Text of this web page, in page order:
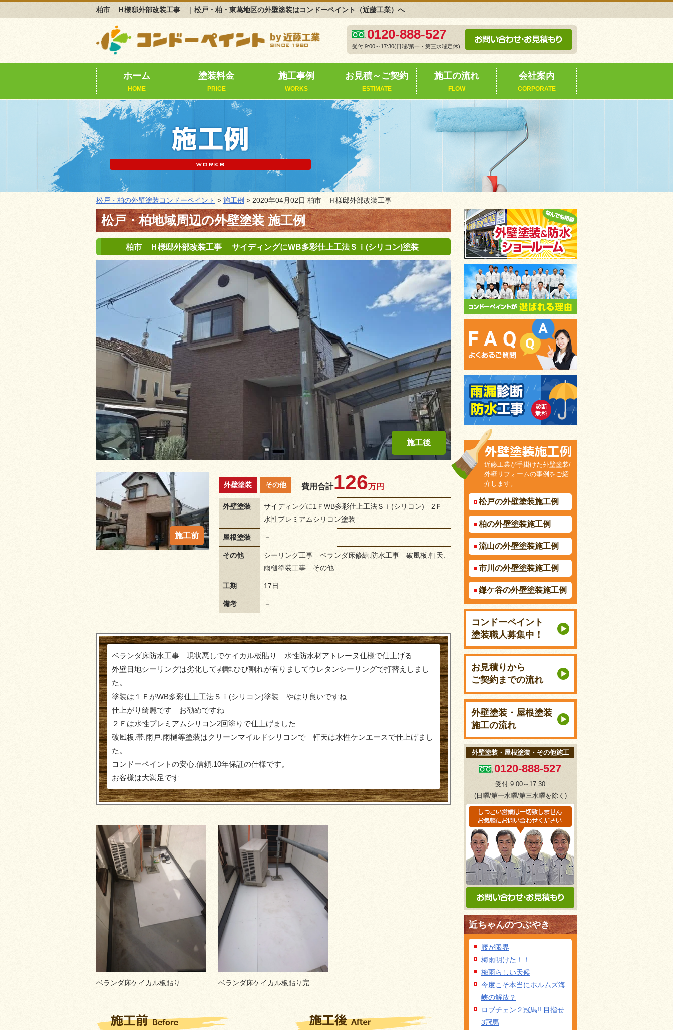
柏市 Ｈ様邸外部改装工事 ｜松戸・柏・東葛地区の外壁塗装はコンドーペイント（近藤工業）へ
0120-888-527
受付 9:00～17:30(日曜/第一・第三水曜定休)
ホーム
HOME
塗装料金
PRICE
施工事例
WORKS
お見積～ご契約
ESTIMATE
施工の流れ
FLOW
会社案内
CORPORATE
松戸・柏の外壁塗装コンドーペイント > 施工例 > 2020年04月02日 柏市 Ｈ様邸外部改装工事
松戸・柏地域周辺の外壁塗装 施工例
柏市 Ｈ様邸外部改装工事 サイディングにWB多彩仕上工法Ｓｉ(シリコン)塗装
外壁塗装 その他 費用合計126万円
外壁塗装
サイディングに1ＦWB多彩仕上工法Ｓｉ(シリコン) 2Ｆ
水性プレミアムシリコン塗装
屋根塗装 －
その他
シーリング工事 ベランダ床修繕.防水工事 破風板.軒天.
雨樋塗装工事 その他
工期 17日
備考 －
ベランダ床防水工事 現状悪しでケイカル板貼り 水性防水材アトレーヌ仕様で仕上げる
外壁目地シーリングは劣化して剥離.ひび割れが有りましてウレタンシーリングで打替えしまし
た。
塗装は１ＦがWB多彩仕上工法Ｓｉ(シリコン)塗装 やはり良いですね
仕上がり綺麗です お勧めですね
２Ｆは水性プレミアムシリコン2回塗りで仕上げました
破風板.帯.雨戸.雨樋等塗装はクリーンマイルドシリコンで 軒天は水性ケンエースで仕上げまし
た。
コンドーペイントの安心.信頼.10年保証の仕様です。
お客様は大満足です
ベランダ床ケイカル板貼り ベランダ床ケイカル板貼り完
近藤工業が手掛けた外壁塗装/
外壁リフォームの事例をご紹
介します。
松戸の外壁塗装施工例
柏の外壁塗装施工例
流山の外壁塗装施工例
市川の外壁塗装施工例
鎌ケ谷の外壁塗装施工例
コンドーペイント
塗装職人募集中！
お見積りから
ご契約までの流れ
外壁塗装・屋根塗装
施工の流れ
外壁塗装・屋根塗装・その他施工
0120-888-527
受付 9:00～17:30
(日曜/第一水曜/第三水曜を除く)
近ちゃんのつぶやき
腰が限界
梅雨明けた！！
梅雨らしい天候
今度こそ本当にホルムズ海
峡の解放？
ロブチェン２冠馬!! 目指せ
3冠馬